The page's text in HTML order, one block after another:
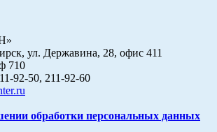
ул. Державина, 28, офис 411
710
92-50, 211-92-60
обработки персональных данных